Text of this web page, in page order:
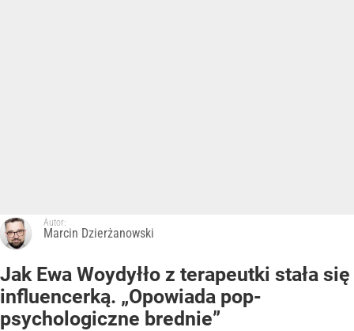
Autor:
Marcin Dzierżanowski
Jak Ewa Woydyłło z terapeutki stała się
influencerką. „Opowiada pop-
psychologiczne brednie”